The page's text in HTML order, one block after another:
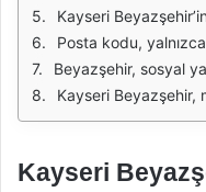
Kayseri Beyazşehir’in posta kodu 38030 olarak belirlenmiştir. Bu kod, Beyazşehir'deki tüm mahalle ve sokaklara aittir. Bu sayede,
Posta kodu, yalnızca iletişim açısından değil, aynı zamanda kargo ve lojistik süreçlerinde de büyük önem taşımaktadır. Kargo
Beyazşehir, sosyal yaşamı destekleyen parklar, spor alanları ve alışveriş merkezleri gibi çeşitli olanaklara sahiptir. Bu durum, bölgenin hem
Kayseri Beyazşehir, modern yaşam olanakları ile dikkat çeken bir bölge olmasının yanı sıra, 38030 posta kodu ile de adresleşme ve iletişim
Kayseri